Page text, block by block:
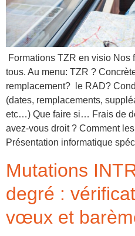
Formations TZR en visio Nos
tous. Au menu: TZR ?
remplacement? le RAD?
(dates, remplacements,
etc…) Que faire si… Frais de
avez-vous droit ? Comment
Présentation informatique
Mutations
degré :
vœux et